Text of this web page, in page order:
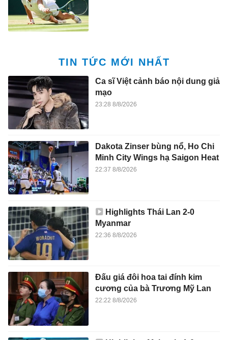
TIN TỨC MỚI NHẤT
Ca sĩ Việt cảnh báo nội dung giả
mạo
23:28 8/8/2026
Dakota Zinser bùng nổ, Ho Chi
Minh City Wings hạ Saigon Heat
22:37 8/8/2026
Highlights Thái Lan 2-0
Myanmar
22:36 8/8/2026
Đấu giá đôi hoa tai đính kim
cương của bà Trương Mỹ Lan
22:22 8/8/2026